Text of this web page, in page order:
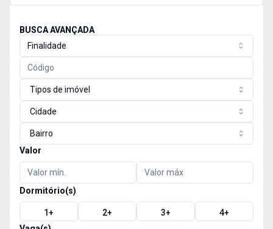
BUSCA AVANÇADA
Finalidade
Tipos de imóvel
Cidade
Bairro
Valor
Dormitório(s)
1+ 2+ 3+ 4+